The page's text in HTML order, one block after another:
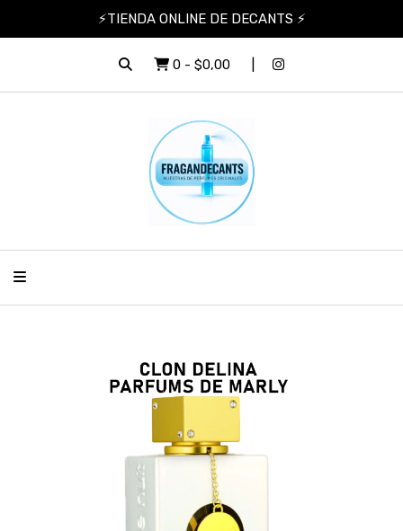
⚡TIENDA ONLINE DE DECANTS ⚡
0 - $0,00